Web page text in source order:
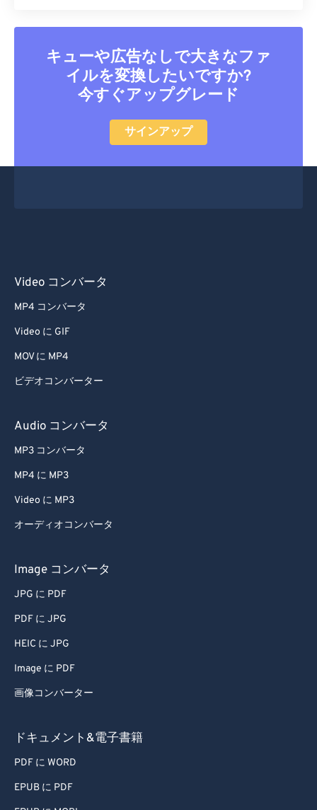
キューや広告なしで大きなファ
イルを変換したいですか?
今すぐアップグレード
サインアップ
Video コンバータ
MP4 コンバータ
Video に GIF
MOV に MP4
ビデオコンバーター
Audio コンバータ
MP3 コンバータ
MP4 に MP3
Video に MP3
オーディオコンバータ
Image コンバータ
JPG に PDF
PDF に JPG
HEIC に JPG
Image に PDF
画像コンバーター
ドキュメント&電子書籍
PDF に WORD
EPUB に PDF